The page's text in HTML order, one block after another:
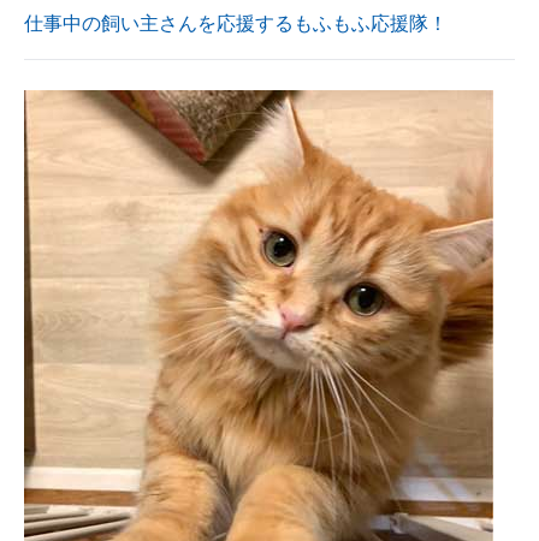
仕事中の飼い主さんを応援するもふもふ応援隊！